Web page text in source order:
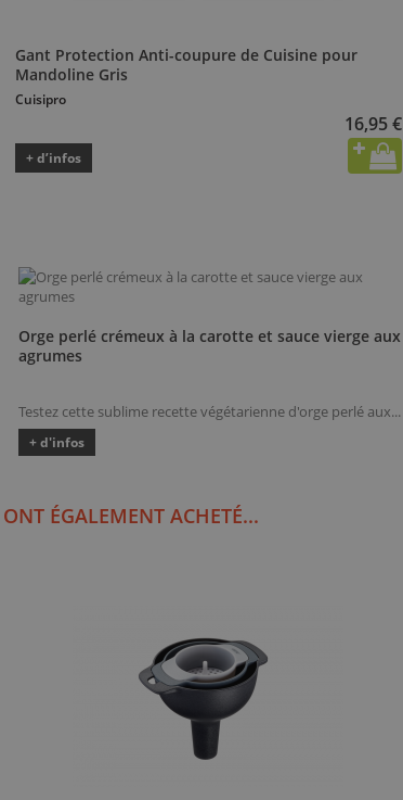
Gant Protection Anti-coupure de Cuisine pour
Mandoline Gris
Cuisipro
16,95 €
+ d’infos
Orge perlé crémeux à la carotte et sauce vierge aux
agrumes
Testez cette sublime recette végétarienne d'orge perlé aux...
+ d'infos
ÉGALEMENT ACHETÉ...